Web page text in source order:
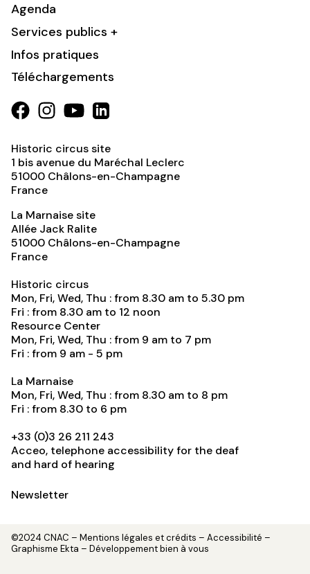
Agenda
Services publics +
Infos pratiques
Téléchargements
Historic circus site
1 bis avenue du Maréchal Leclerc
51000 Châlons-en-Champagne
France
La Marnaise site
Allée Jack Ralite
51000 Châlons-en-Champagne
France
Historic circus
Mon, Fri, Wed, Thu : from 8.30 am to 5.30 pm
Fri : from 8.30 am to 12 noon
Resource Center
Mon, Fri, Wed, Thu : from 9 am to 7 pm
Fri : from 9 am - 5 pm
La Marnaise
Mon, Fri, Wed, Thu : from 8.30 am to 8 pm
Fri : from 8.30 to 6 pm
+33 (0)3 26 211 243
Acceo, telephone accessibility for the deaf
and hard of hearing
Newsletter
©2024 CNAC – Mentions légales et crédits – Accessibilité –
Graphisme Ekta – Développementbien à vous